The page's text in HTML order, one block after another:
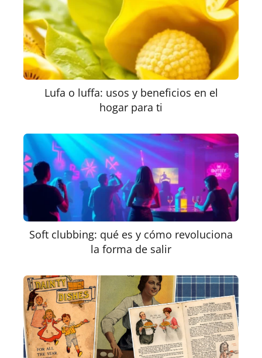
Lufa o luffa: usos y beneficios en el
hogar para ti
Soft clubbing: qué es y cómo revoluciona
la forma de salir